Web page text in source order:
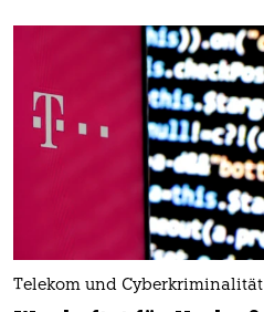
Telekom und Cyberkriminalität